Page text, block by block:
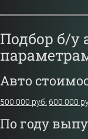
Подбор б/у
Авто
500 000 руб. 600 000
По году